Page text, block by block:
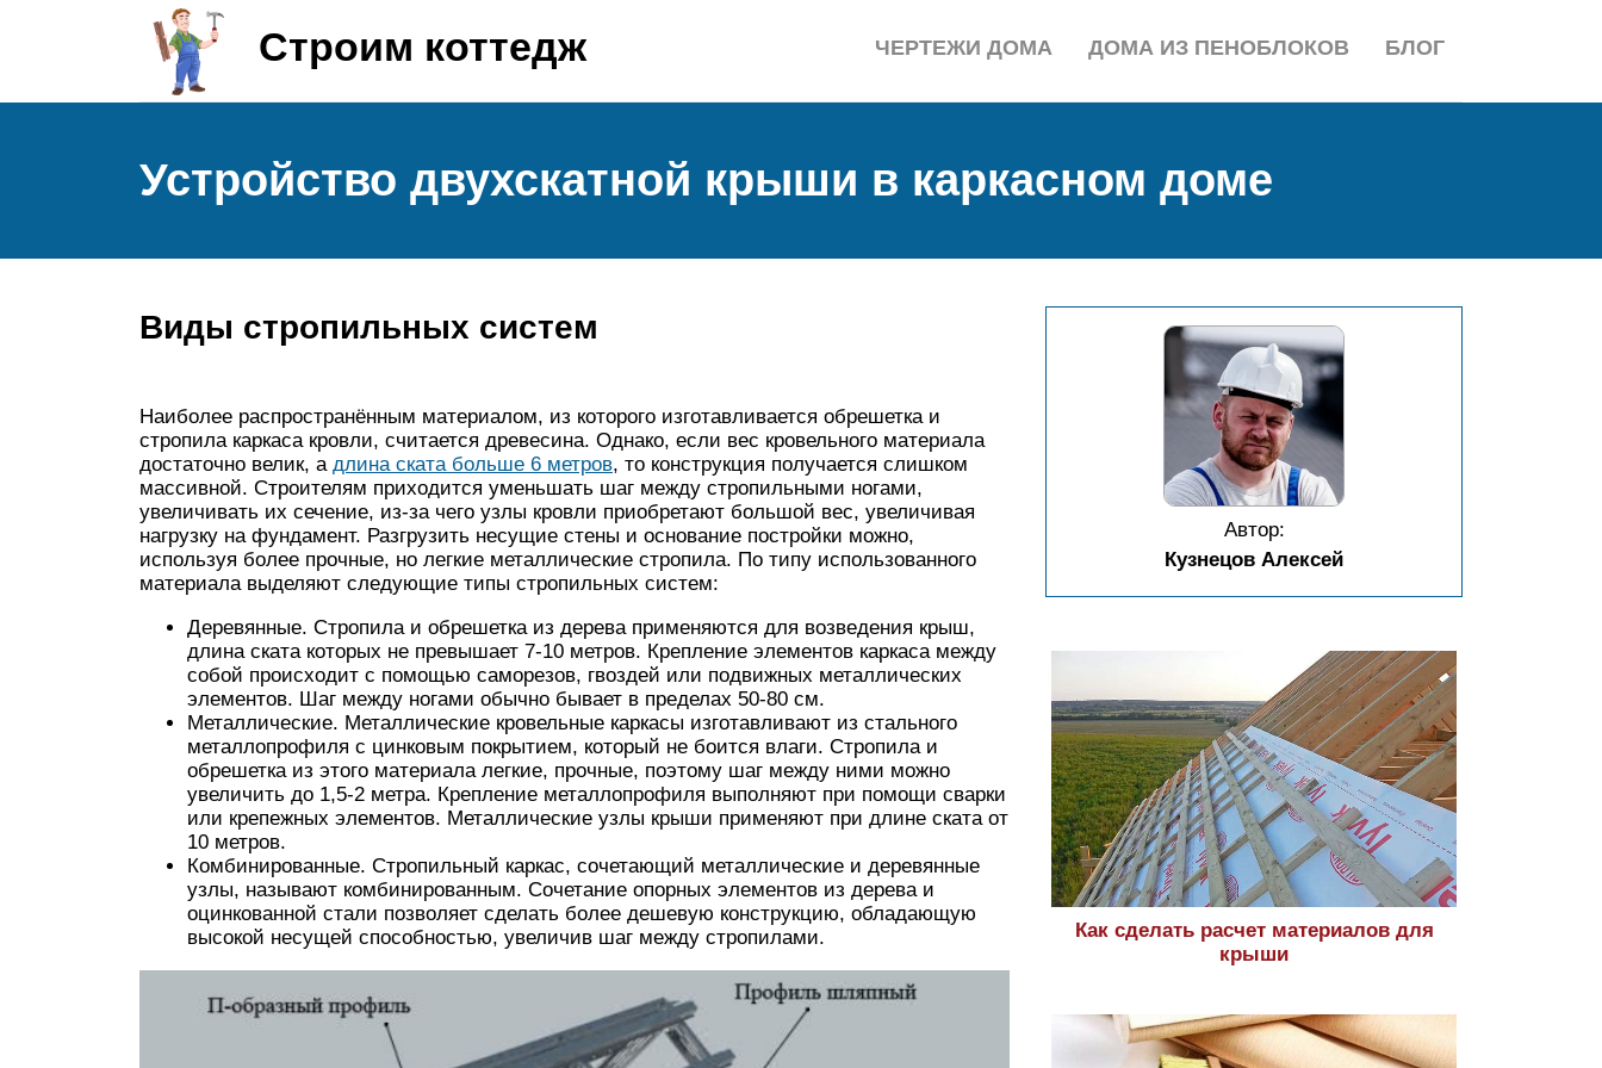
Строим коттедж БЛОГ
ДОМА ИЗ ПЕНОБЛОКОВ
ЧЕРТЕЖИ ДОМА
Устройство двухскатной крыши в каркасном доме
Виды стропильных систем
Наиболее распространённым материалом, из которого изготавливается обрешетка и
стропила каркаса кровли, считается древесина. Однако, если вес кровельного материала
достаточно велик, а длина ската больше 6 метров, то конструкция получается слишком
массивной. Строителям приходится уменьшать шаг между стропильными ногами,
увеличивать их сечение, из-за чего узлы кровли приобретают большой вес, увеличивая
нагрузку на фундамент. Разгрузить несущие стены и основание постройки можно,
используя более прочные, но легкие металлические стропила. По типу использованного
материала выделяют следующие типы стропильных систем:
Деревянные. Стропила и обрешетка из дерева применяются для возведения крыш,
длина ската которых не превышает 7-10 метров. Крепление элементов каркаса между
собой происходит с помощью саморезов, гвоздей или подвижных металлических
элементов. Шаг между ногами обычно бывает в пределах 50-80 см.
Металлические. Металлические кровельные каркасы изготавливают из стального
металлопрофиля с цинковым покрытием, который не боится влаги. Стропила и
обрешетка из этого материала легкие, прочные, поэтому шаг между ними можно
увеличить до 1,5-2 метра. Крепление металлопрофиля выполняют при помощи сварки
или крепежных элементов. Металлические узлы крыши применяют при длине ската от
10 метров.
Комбинированные. Стропильный каркас, сочетающий металлические и деревянные
узлы, называют комбинированным. Сочетание опорных элементов из дерева и
оцинкованной стали позволяет сделать более дешевую конструкцию, обладающую
высокой несущей способностью, увеличив шаг между стропилами.
Автор:
Кузнецов Алексей
Как сделать расчет материалов для
крыши